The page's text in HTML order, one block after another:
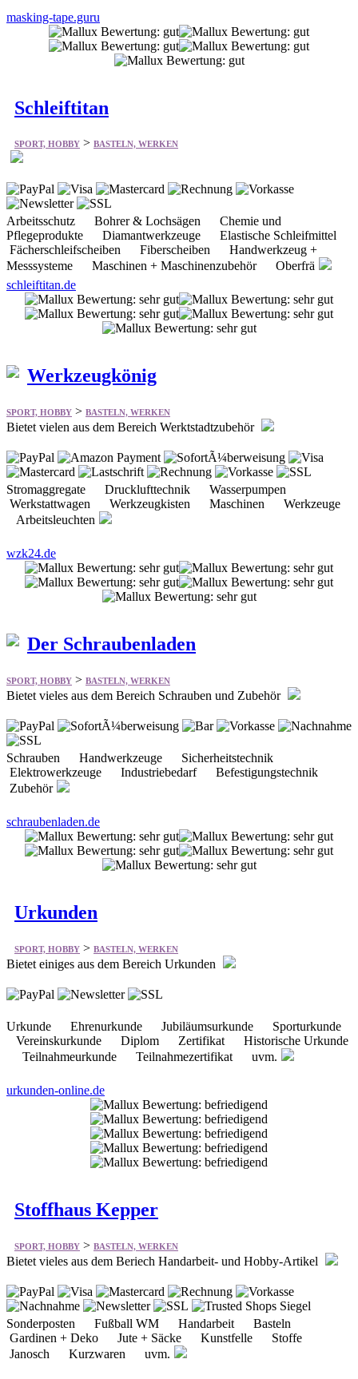
masking-tape.guru
Schleiftitan
SPORT, HOBBY > BASTELN, WERKEN
Arbeitsschutz Bohrer & Lochsägen Chemie und
Pflegeprodukte Diamantwerkzeuge Elastische Schleifmittel
Fächerschleifscheiben Fiberscheiben Handwerkzeug +
Messsysteme Maschinen + Maschinenzubehör Oberfrä
schleiftitan.de
Werkzeugkönig
SPORT, HOBBY > BASTELN, WERKEN
Bietet vielen aus dem Bereich Werktstadtzubehör
Stromaggregate Drucklufttechnik Wasserpumpen
Werkstattwagen Werkzeugkisten Maschinen Werkzeuge
Arbeitsleuchten
wzk24.de
Der Schraubenladen
SPORT, HOBBY > BASTELN, WERKEN
Bietet vieles aus dem Bereich Schrauben und Zubehör
Schrauben Handwerkzeuge Sicherheitstechnik
Elektrowerkzeuge Industriebedarf Befestigungstechnik
Zubehör
schraubenladen.de
Urkunden
SPORT, HOBBY > BASTELN, WERKEN
Bietet einiges aus dem Bereich Urkunden
Urkunde Ehrenurkunde Jubiläumsurkunde Sporturkunde
Vereinskurkunde Diplom Zertifikat Historische Urkunde
Teilnahmeurkunde Teilnahmezertifikat uvm.
urkunden-online.de
Stoffhaus Kepper
SPORT, HOBBY > BASTELN, WERKEN
Bietet vieles aus dem Beriech Handarbeit- und Hobby-Artikel
Sonderposten Fußball WM Handarbeit Basteln
Gardinen + Deko Jute + Säcke Kunstfelle Stoffe
Janosch Kurzwaren uvm.